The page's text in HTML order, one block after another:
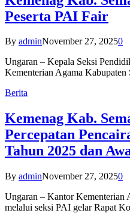
Peserta PAI Fair
By adminNovember 27, 20250
Ungaran – Kepala Seksi
Kementerian Agama
Berita
Kemenag Kab.
Percepatan
Tahun 2025 dan
By adminNovember 27, 20250
Ungaran – Kantor Kementerian
melalui seksi PAI gelar Rapat